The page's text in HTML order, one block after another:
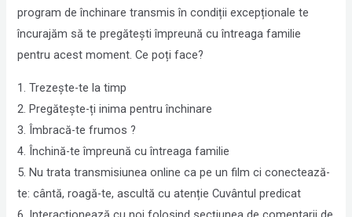
program de închinare transmis în condiții excepționale te
încurajăm să te pregătești împreună cu întreaga familie
pentru acest moment. Ce poți face?
1. Trezește-te la timp
2. Pregătește-ți inima pentru închinare
3. Îmbracă-te frumos ?
4. Închină-te împreună cu întreaga familie
5. Nu trata transmisiunea online ca pe un film ci conectează-
te: cântă, roagă-te, ascultă cu atenție Cuvântul predicat